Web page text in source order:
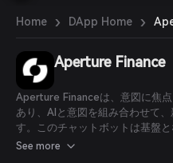
ภาษาไทย
العربية
हिन्दी
Español
Português (Brasil)
Español (Argentina)
Home › DApp Home ›
Aperture Finance
Aperture Financeは、意図に焦
あり、AIと意図を組み合わせて
す。このチャットボットは基盤
し、ユーザーが自然言語で「目
See more